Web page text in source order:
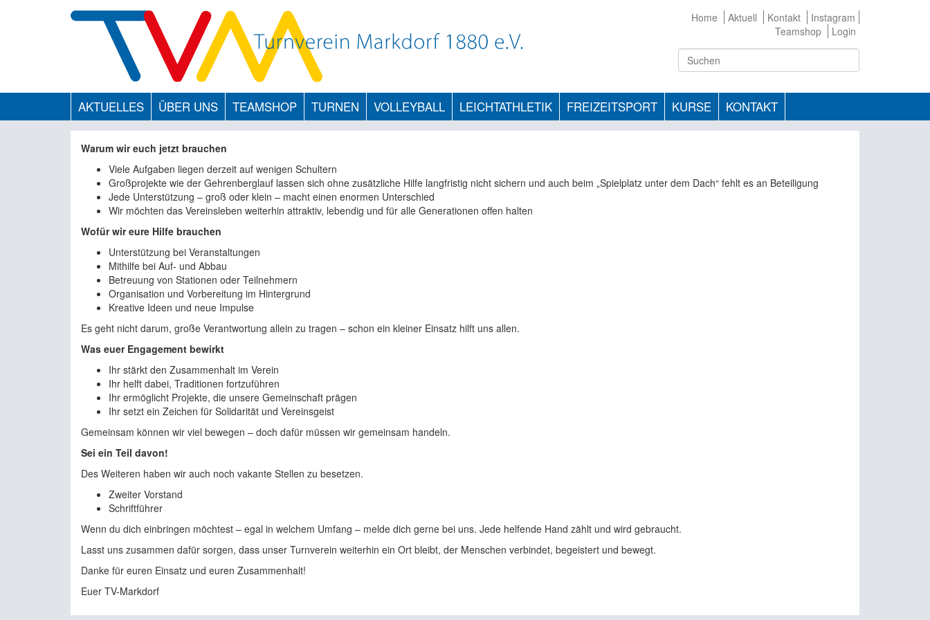
Home Aktuell Kontakt
Instagram
Teamshop
Login
AKTUELLES ÜBER UNS TEAMSHOP TURNEN VOLLEYBALL LEICHTATHLETIK FREIZEITSPORT KURSE KONTAKT
Warum wir euch jetzt brauchen
Viele Aufgaben liegen derzeit auf wenigen Schultern
Großprojekte wie der Gehrenberglauf lassen sich ohne zusätzliche Hilfe langfristig nicht sichern und auch beim „Spielplatz unter dem Dach“ fehlt es an Beteiligung
Jede Unterstützung – groß oder klein – macht einen enormen Unterschied
Wir möchten das Vereinsleben weiterhin attraktiv, lebendig und für alle Generationen offen halten
Wofür wir eure Hilfe brauchen
Unterstützung bei Veranstaltungen
Mithilfe bei Auf- und Abbau
Betreuung von Stationen oder Teilnehmern
Organisation und Vorbereitung im Hintergrund
Kreative Ideen und neue Impulse
Es geht nicht darum, große Verantwortung allein zu tragen – schon ein kleiner Einsatz hilft uns allen.
Was euer Engagement bewirkt
Ihr stärkt den Zusammenhalt im Verein
Ihr helft dabei, Traditionen fortzuführen
Ihr ermöglicht Projekte, die unsere Gemeinschaft prägen
Ihr setzt ein Zeichen für Solidarität und Vereinsgeist
Gemeinsam können wir viel bewegen – doch dafür müssen wir gemeinsam handeln.
Sei ein Teil davon!
Des Weiteren haben wir auch noch vakante Stellen zu besetzen.
Zweiter Vorstand
Schriftführer
Wenn du dich einbringen möchtest – egal in welchem Umfang – melde dich gerne bei uns. Jede helfende Hand zählt und wird gebraucht.
Lasst uns zusammen dafür sorgen, dass unser Turnverein weiterhin ein Ort bleibt, der Menschen verbindet, begeistert und bewegt.
Danke für euren Einsatz und euren Zusammenhalt!
Euer TV-Markdorf